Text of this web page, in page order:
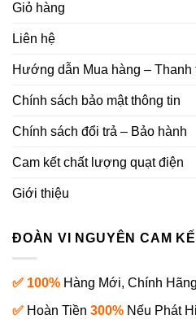
Giỏ hàng
Liên hệ
Hướng dẫn Mua hàng – Thanh
Chính sách bảo mật thông tin
Chính sách đổi trả – Bảo hành
Cam kết chất lượng quạt điện
Giới thiệu
ĐOÀN VI NGUYÊN CAM
✅ 100% Hàng Mới, Chính
✅ Hoàn Tiền 300% Nếu Phát